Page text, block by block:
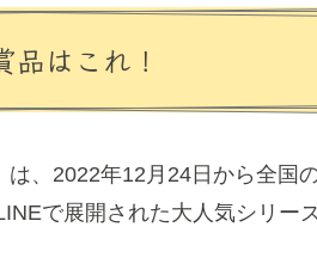
はこれ！
、2022年12月24日から全国
で展開された大人気シリーズ